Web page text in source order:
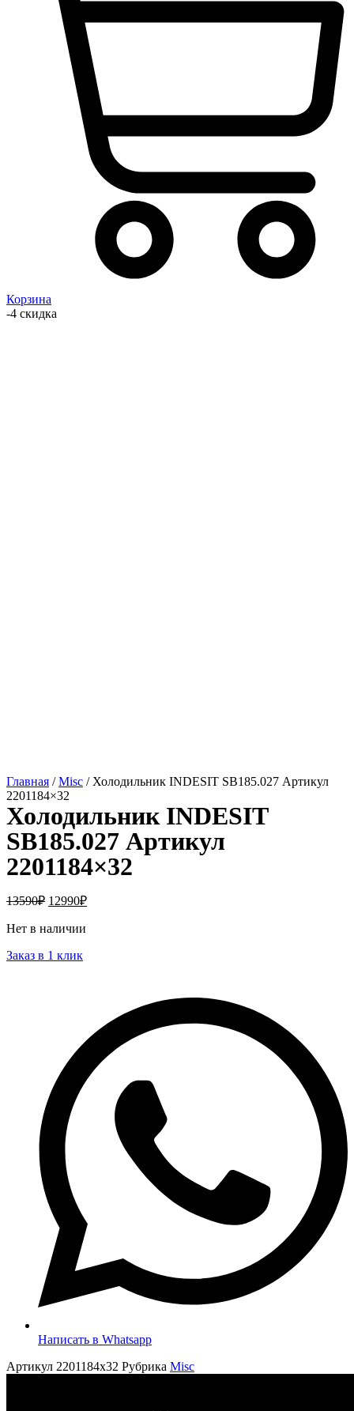
Корзина
-4 скидка
Главная /Misc / Холодильник INDESIT SB185.027 Артикул
2201184×32
Холодильник INDESIT
SB185.027 Артикул
2201184×32
13590₽ 12990₽
Нет в наличии
Заказ в 1 клик
Написать в Whatsapp
Артикул 2201184x32 Рубрика Misc